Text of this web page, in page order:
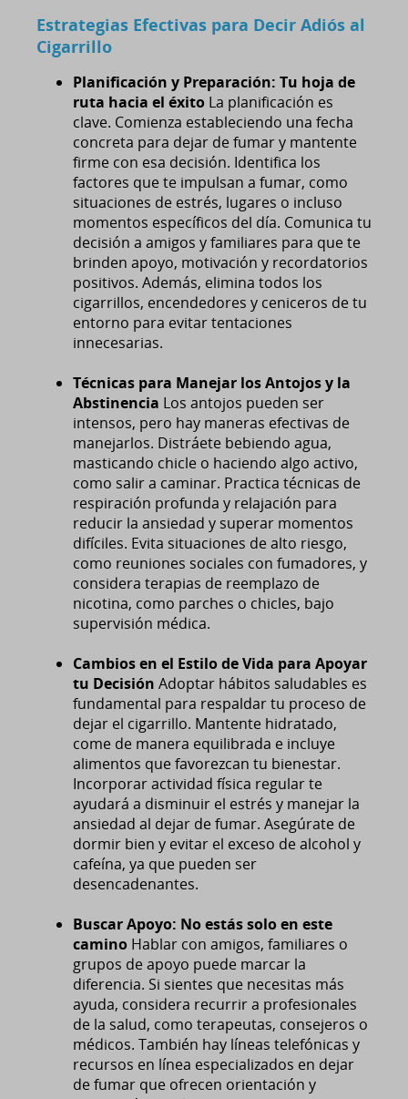
Estrategias Efectivas para Decir Adiós al
Cigarrillo
Planificación y Preparación: Tu hoja de
ruta hacia el éxito La planificación es
clave. Comienza estableciendo una fecha
concreta para dejar de fumar y mantente
firme con esa decisión. Identifica los
factores que te impulsan a fumar, como
situaciones de estrés, lugares o incluso
momentos específicos del día. Comunica tu
decisión a amigos y familiares para que te
brinden apoyo, motivación y recordatorios
positivos. Además, elimina todos los
cigarrillos, encendedores y ceniceros de tu
entorno para evitar tentaciones
innecesarias.
Técnicas para Manejar los Antojos y la
Abstinencia Los antojos pueden ser
intensos, pero hay maneras efectivas de
manejarlos. Distráete bebiendo agua,
masticando chicle o haciendo algo activo,
como salir a caminar. Practica técnicas de
respiración profunda y relajación para
reducir la ansiedad y superar momentos
difíciles. Evita situaciones de alto riesgo,
como reuniones sociales con fumadores, y
considera terapias de reemplazo de
nicotina, como parches o chicles, bajo
supervisión médica.
Cambios en el Estilo de Vida para Apoyar
tu Decisión Adoptar hábitos saludables es
fundamental para respaldar tu proceso de
dejar el cigarrillo. Mantente hidratado,
come de manera equilibrada e incluye
alimentos que favorezcan tu bienestar.
Incorporar actividad física regular te
ayudará a disminuir el estrés y manejar la
ansiedad al dejar de fumar. Asegúrate de
dormir bien y evitar el exceso de alcohol y
cafeína, ya que pueden ser
desencadenantes.
Buscar Apoyo: No estás solo en este
camino Hablar con amigos, familiares o
grupos de apoyo puede marcar la
diferencia. Si sientes que necesitas más
ayuda, considera recurrir a profesionales
de la salud, como terapeutas, consejeros o
médicos. También hay líneas telefónicas y
recursos en línea especializados en dejar
de fumar que ofrecen orientación y